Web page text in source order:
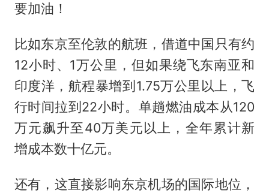
要加油！
比如东京至伦敦的航班，借道中国只有约
12小时、1万公里，但如果绕飞东南亚和
印度洋，航程暴增到1.75万公里以上，飞
行时间拉到22小时。单趟燃油成本从120
万元飙升至40万美元以上，全年累计新
增成本数十亿元。
还有，这直接影响东京机场的国际地位，